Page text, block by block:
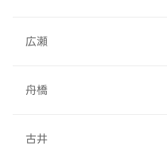
広瀬
舟橋
古井